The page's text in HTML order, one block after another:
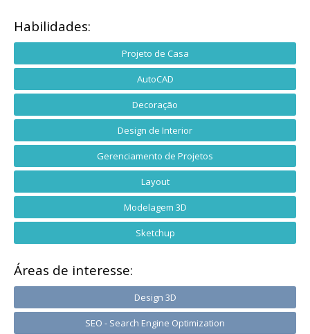
Habilidades:
Projeto de Casa
AutoCAD
Decoração
Design de Interior
Gerenciamento de Projetos
Layout
Modelagem 3D
Sketchup
Áreas de interesse:
Design 3D
SEO - Search Engine Optimization